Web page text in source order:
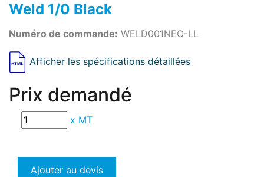
Weld 1/0 Black
Numéro de commande: WELD001NEO-LL
Afficher les spécifications détaillées
Prix demandé
x MT
Ajouter au devis